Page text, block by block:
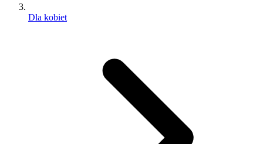
Dla kobiet